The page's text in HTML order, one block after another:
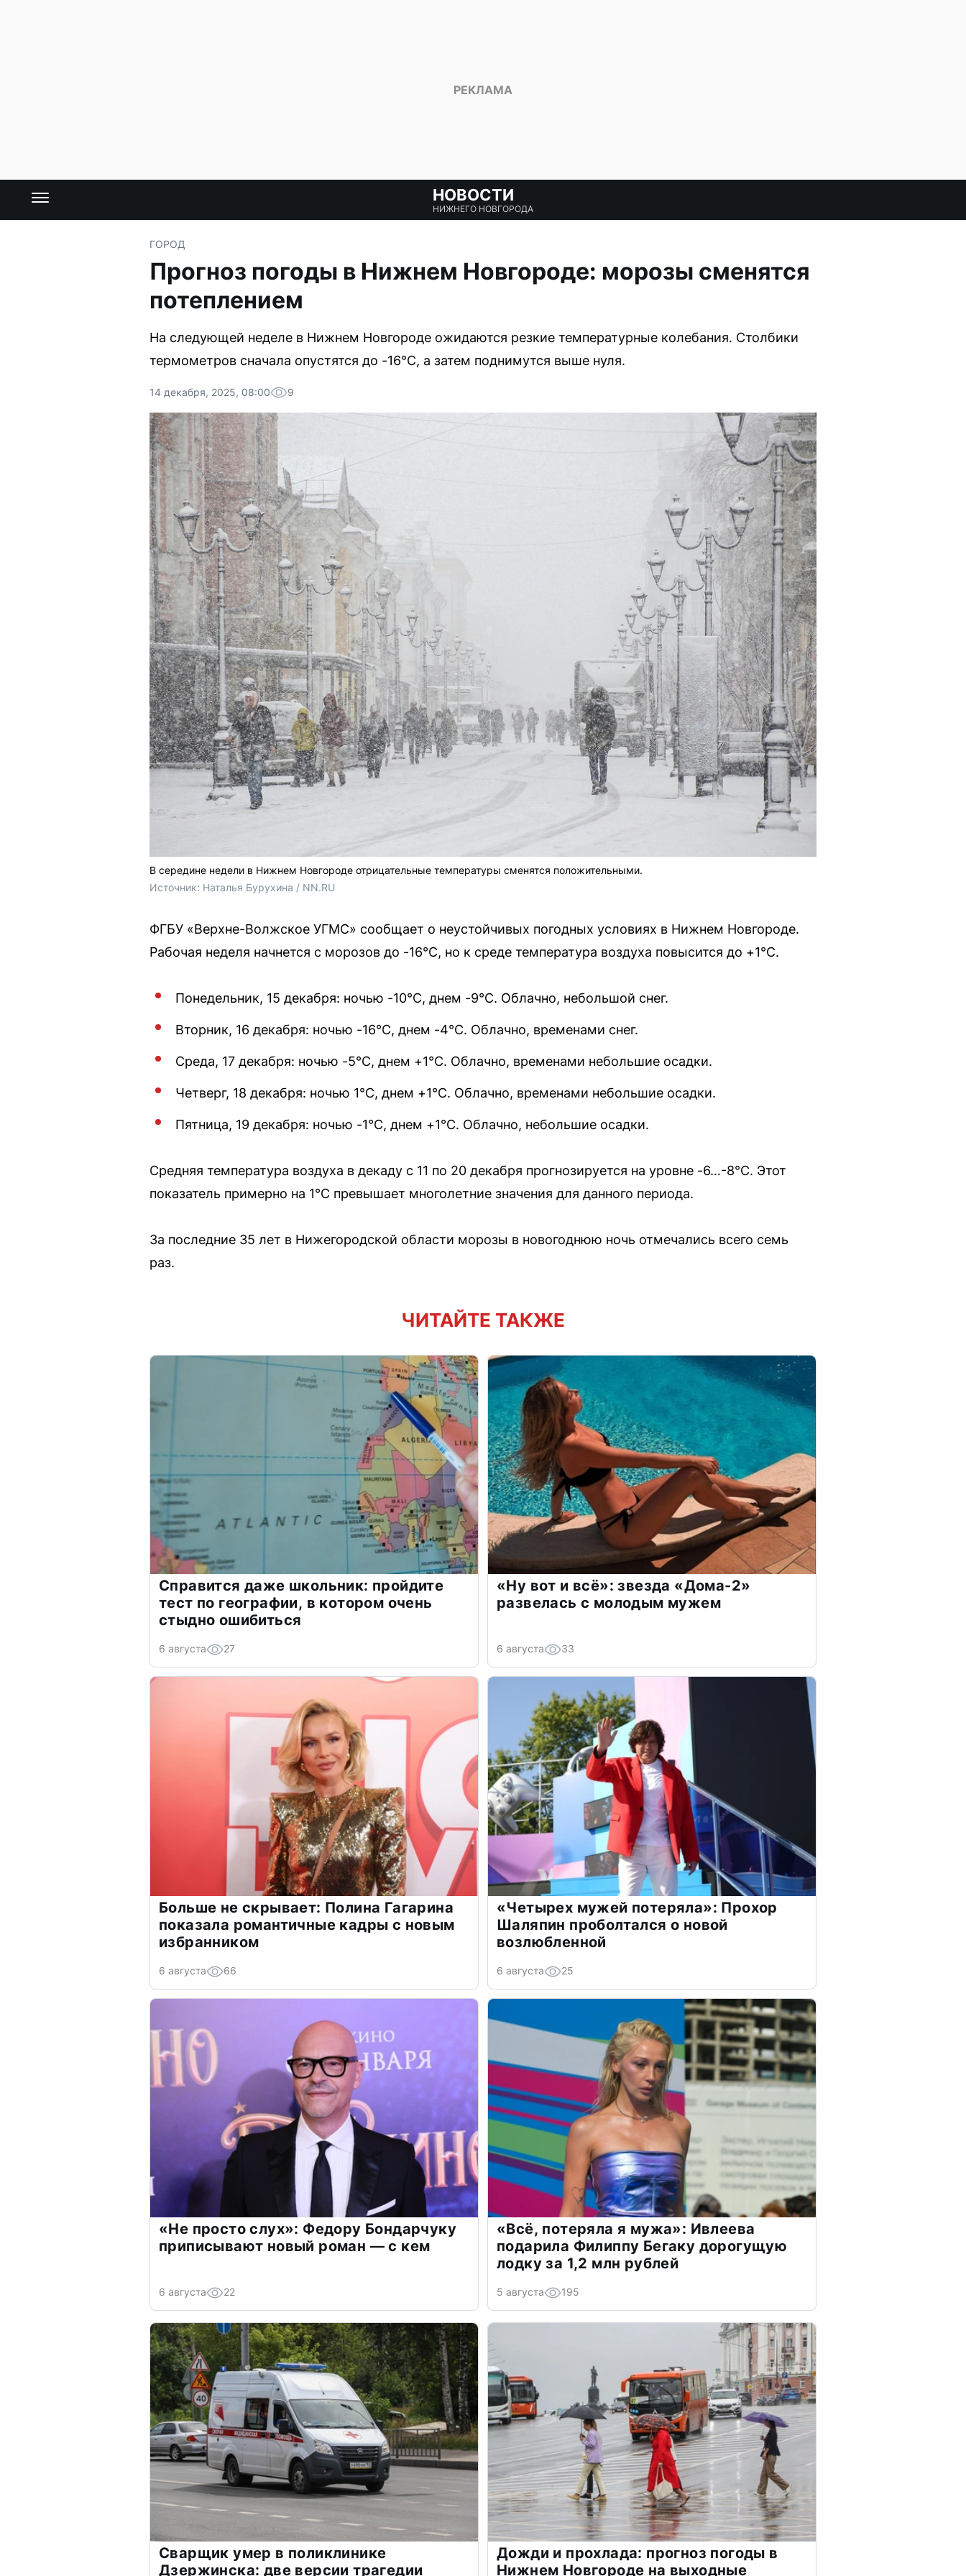
НОВОСТИ
НИЖНЕГО НОВГОРОДА
ГОРОД
Прогноз погоды в Нижнем Новгороде: морозы сменятся
потеплением
На следующей неделе в Нижнем Новгороде ожидаются резкие температурные колебания. Столбики
термометров сначала опустятся до -16°C, а затем поднимутся выше нуля.
14 декабря, 2025, 08:00 9
В середине недели в Нижнем Новгороде отрицательные температуры сменятся положительными.
Источник: Наталья Бурухина / NN.RU
ФГБУ «Верхне-Волжское УГМС» сообщает о неустойчивых погодных условиях в Нижнем Новгороде.
Рабочая неделя начнется с морозов до -16°C, но к среде температура воздуха повысится до +1°C.
Понедельник, 15 декабря: ночью -10°C, днем -9°C. Облачно, небольшой снег.
Вторник, 16 декабря: ночью -16°C, днем -4°C. Облачно, временами снег.
Среда, 17 декабря: ночью -5°C, днем +1°C. Облачно, временами небольшие осадки.
Четверг, 18 декабря: ночью 1°C, днем +1°C. Облачно, временами небольшие осадки.
Пятница, 19 декабря: ночью -1°C, днем +1°C. Облачно, небольшие осадки.
Средняя температура воздуха в декаду с 11 по 20 декабря прогнозируется на уровне -6…-8°C. Этот
показатель примерно на 1°C превышает многолетние значения для данного периода.
За последние 35 лет в Нижегородской области морозы в новогоднюю ночь отмечались всего семь
раз.
ЧИТАЙТЕ ТАКЖЕ
Справится даже школьник: пройдите
тест по географии, в котором очень
стыдно ошибиться
6 августа 27
«Ну вот и всё»: звезда «Дома-2»
развелась с молодым мужем
6 августа 33
Больше не скрывает: Полина Гагарина
показала романтичные кадры с новым
избранником
6 августа 66
«Четырех мужей потеряла»: Прохор
Шаляпин проболтался о новой
возлюбленной
6 августа 25
«Не просто слух»: Федору Бондарчуку
приписывают новый роман — с кем
6 августа 22
«Всё, потеряла я мужа»: Ивлеева
подарила Филиппу Бегаку дорогущую
лодку за 1,2 млн рублей
5 августа 195
Сварщик умер в поликлинике
Дзержинска: две версии трагедии
Дожди и прохлада: прогноз погоды в
Нижнем Новгороде на выходные